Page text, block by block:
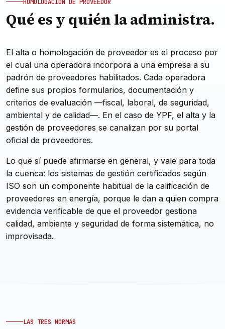
HOMOLOGACIÓN DE PROVEEDOR
Qué es y quién la administra.
El alta o homologación de proveedor es el proceso por
el cual una operadora incorpora a una empresa a su
padrón de proveedores habilitados. Cada operadora
define sus propios formularios, documentación y
criterios de evaluación —fiscal, laboral, de seguridad,
ambiental y de calidad—. En el caso de YPF, el alta y la
gestión de proveedores se canalizan por su portal
oficial de proveedores.
Lo que sí puede afirmarse en general, y vale para toda
la cuenca: los sistemas de gestión certificados según
ISO son un componente habitual de la calificación de
proveedores en energía, porque le dan a quien compra
evidencia verificable de que el proveedor gestiona
calidad, ambiente y seguridad de forma sistemática, no
improvisada.
LAS TRES NORMAS